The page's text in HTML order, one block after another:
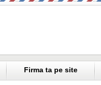
Firma ta pe site